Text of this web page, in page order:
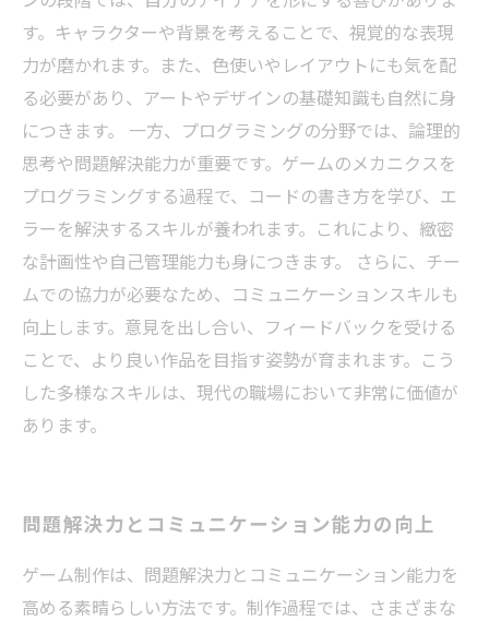
す。キャラクターや背景を考えることで、視覚的な表現
力が磨かれます。また、色使いやレイアウトにも気を配
る必要があり、アートやデザインの基礎知識も自然に身
につきます。 一方、プログラミングの分野では、論理的
思考や問題解決能力が重要です。ゲームのメカニクスを
プログラミングする過程で、コードの書き方を学び、エ
ラーを解決するスキルが養われます。これにより、緻密
な計画性や自己管理能力も身につきます。 さらに、チー
ムでの協力が必要なため、コミュニケーションスキルも
向上します。意見を出し合い、フィードバックを受ける
ことで、より良い作品を目指す姿勢が育まれます。こう
した多様なスキルは、現代の職場において非常に価値が
あります。
問題解決力とコミュニケーション能力の向上
ゲーム制作は、問題解決力とコミュニケーション能力を
高める素晴らしい方法です。制作過程では、さまざまな